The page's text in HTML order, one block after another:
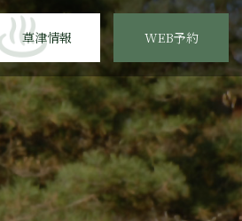
草津情報 WEB予約